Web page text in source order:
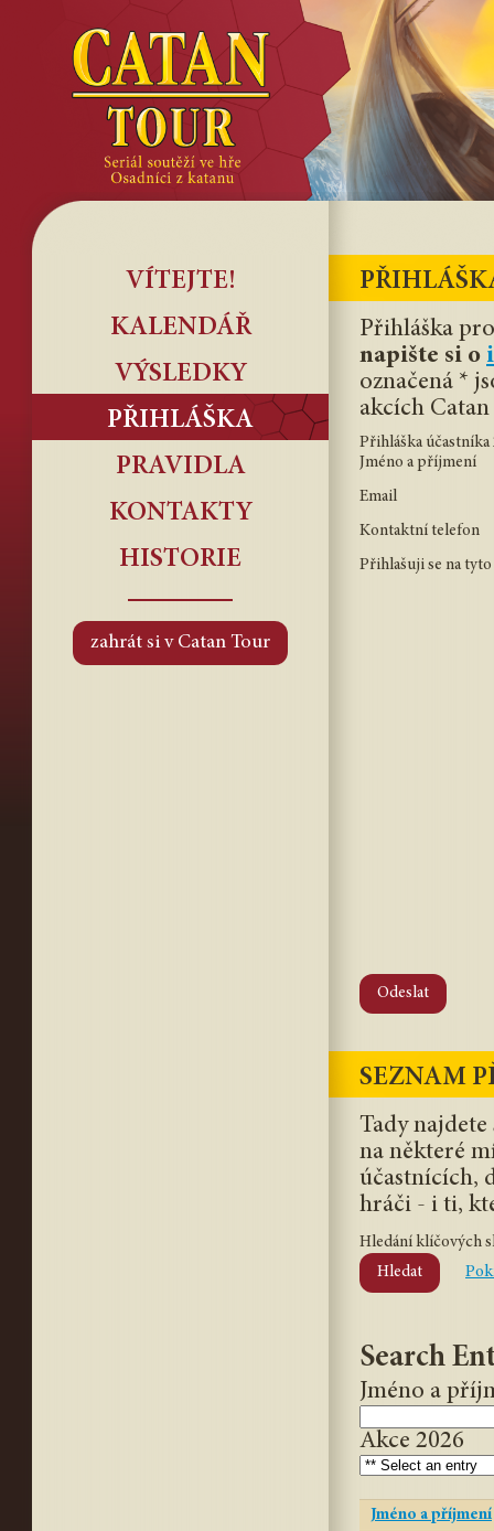
VÍTEJTE!
KALENDÁŘ
VÝSLEDKY
PŘIHLÁŠKA
PRAVIDLA
KONTAKTY
HISTORIE
zahrát si v Catan Tour
Přihláška
napište si o
označená *
akcích
Přihláška účastníka
Jméno a příjmení
Email
Kontaktní telefon
Přihlašuji se na tyto
Odeslat
SEZNAM
Tady
na některé
účastnících,
hráči - i ti,
Hledání klíčových
Hledat
Search
Jméno a
Akce 2026
Jméno a příjmení